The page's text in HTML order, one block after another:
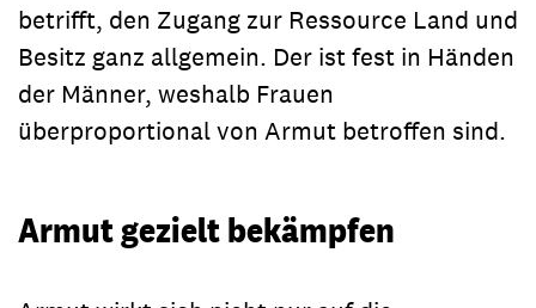
betrifft, den Zugang zur Ressource Land und
Besitz ganz allgemein. Der ist fest in Händen
der Männer, weshalb Frauen
überproportional von Armut betroffen sind.
Armut gezielt bekämpfen